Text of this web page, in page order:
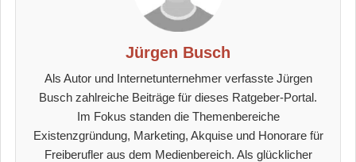
Jürgen Busch
Als Autor und Internetunternehmer verfasste Jürgen
Busch zahlreiche Beiträge für dieses Ratgeber-Portal.
Im Fokus standen die Themenbereiche
Existenzgründung, Marketing, Akquise und Honorare für
Freiberufler aus dem Medienbereich. Als glücklicher